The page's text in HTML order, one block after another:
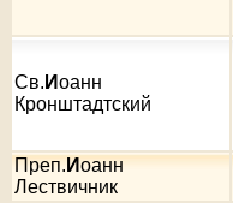
Св. Иоанн
Кронштадтский
Преп.Иоанн
Лествичник